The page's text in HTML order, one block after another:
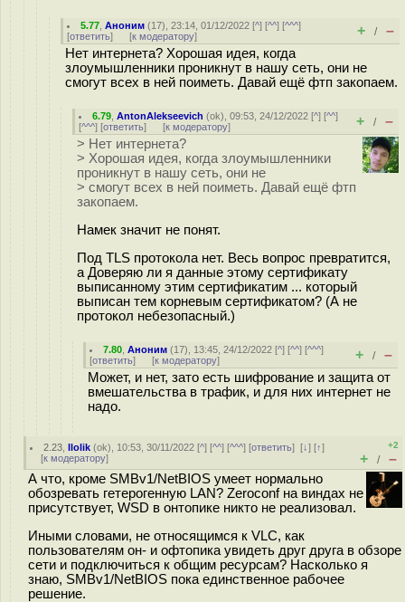
5.77 ,Аноним (17), 23:14, 01/12/2022 [^] [^^] [^^^]
[ответить] [к модератору] + / –
Нет интернета? Хорошая идея, когда
злоумышленники проникнут в нашу сеть, они не
смогут всех в ней поиметь. Давай ещё фтп закопаем.
6.79 ,AntonAlekseevich (ok), 09:53, 24/12/2022 [^] [^^]
[^^^] [ответить] [к модератору] + / –
> Нет интернета?
> Хорошая идея, когда злоумышленники
проникнут в нашу сеть, они не
> смогут всех в ней поиметь. Давай ещё фтп
закопаем.
Намек значит не понят.
Под TLS протокола нет. Весь вопрос превратится,
а Доверяю ли я данные этому сертификату
выписанному этим сертификатим ... который
выписан тем корневым сертификатом? (А не
протокол небезопасный.)
7.80 ,Аноним (17), 13:45, 24/12/2022 [^] [^^] [^^^]
[ответить] [к модератору] + / –
Может, и нет, зато есть шифрование и защита от
вмешательства в трафик, и для них интернет не
надо.
2.23 ,llolik (ok), 10:53, 30/11/2022 [^] [^^] [^^^] [ответить][↓] [↑]
[к модератору]
+2
+ / –
А что, кроме SMBv1/NetBIOS умеет нормально
обозревать гетерогенную LAN? Zeroconf на виндах не
присутствует, WSD в онтопике никто не реализовал.
Иными словами, не относящимся к VLC, как
пользователям он- и офтопика увидеть друг друга в обзоре
сети и подключиться к общим ресурсам? Насколько я
знаю, SMBv1/NetBIOS пока единственное рабочее
решение.